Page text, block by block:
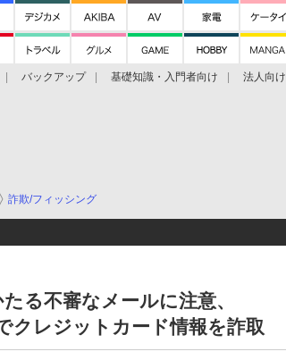
バックアップ 基礎知識・入門者向け 法人向け
詐欺/フィッシング
る不審なメールに注意、
クレジットカード情報を詐取